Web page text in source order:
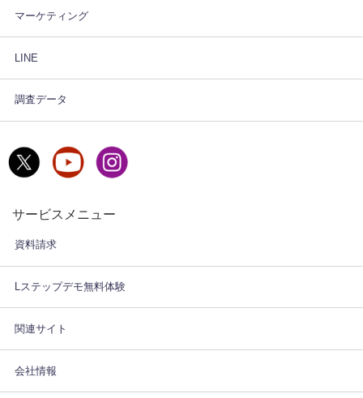
マーケティング
LINE
調査データ
サービスメニュー
資料請求
Lステップデモ無料体験
関連サイト
会社情報